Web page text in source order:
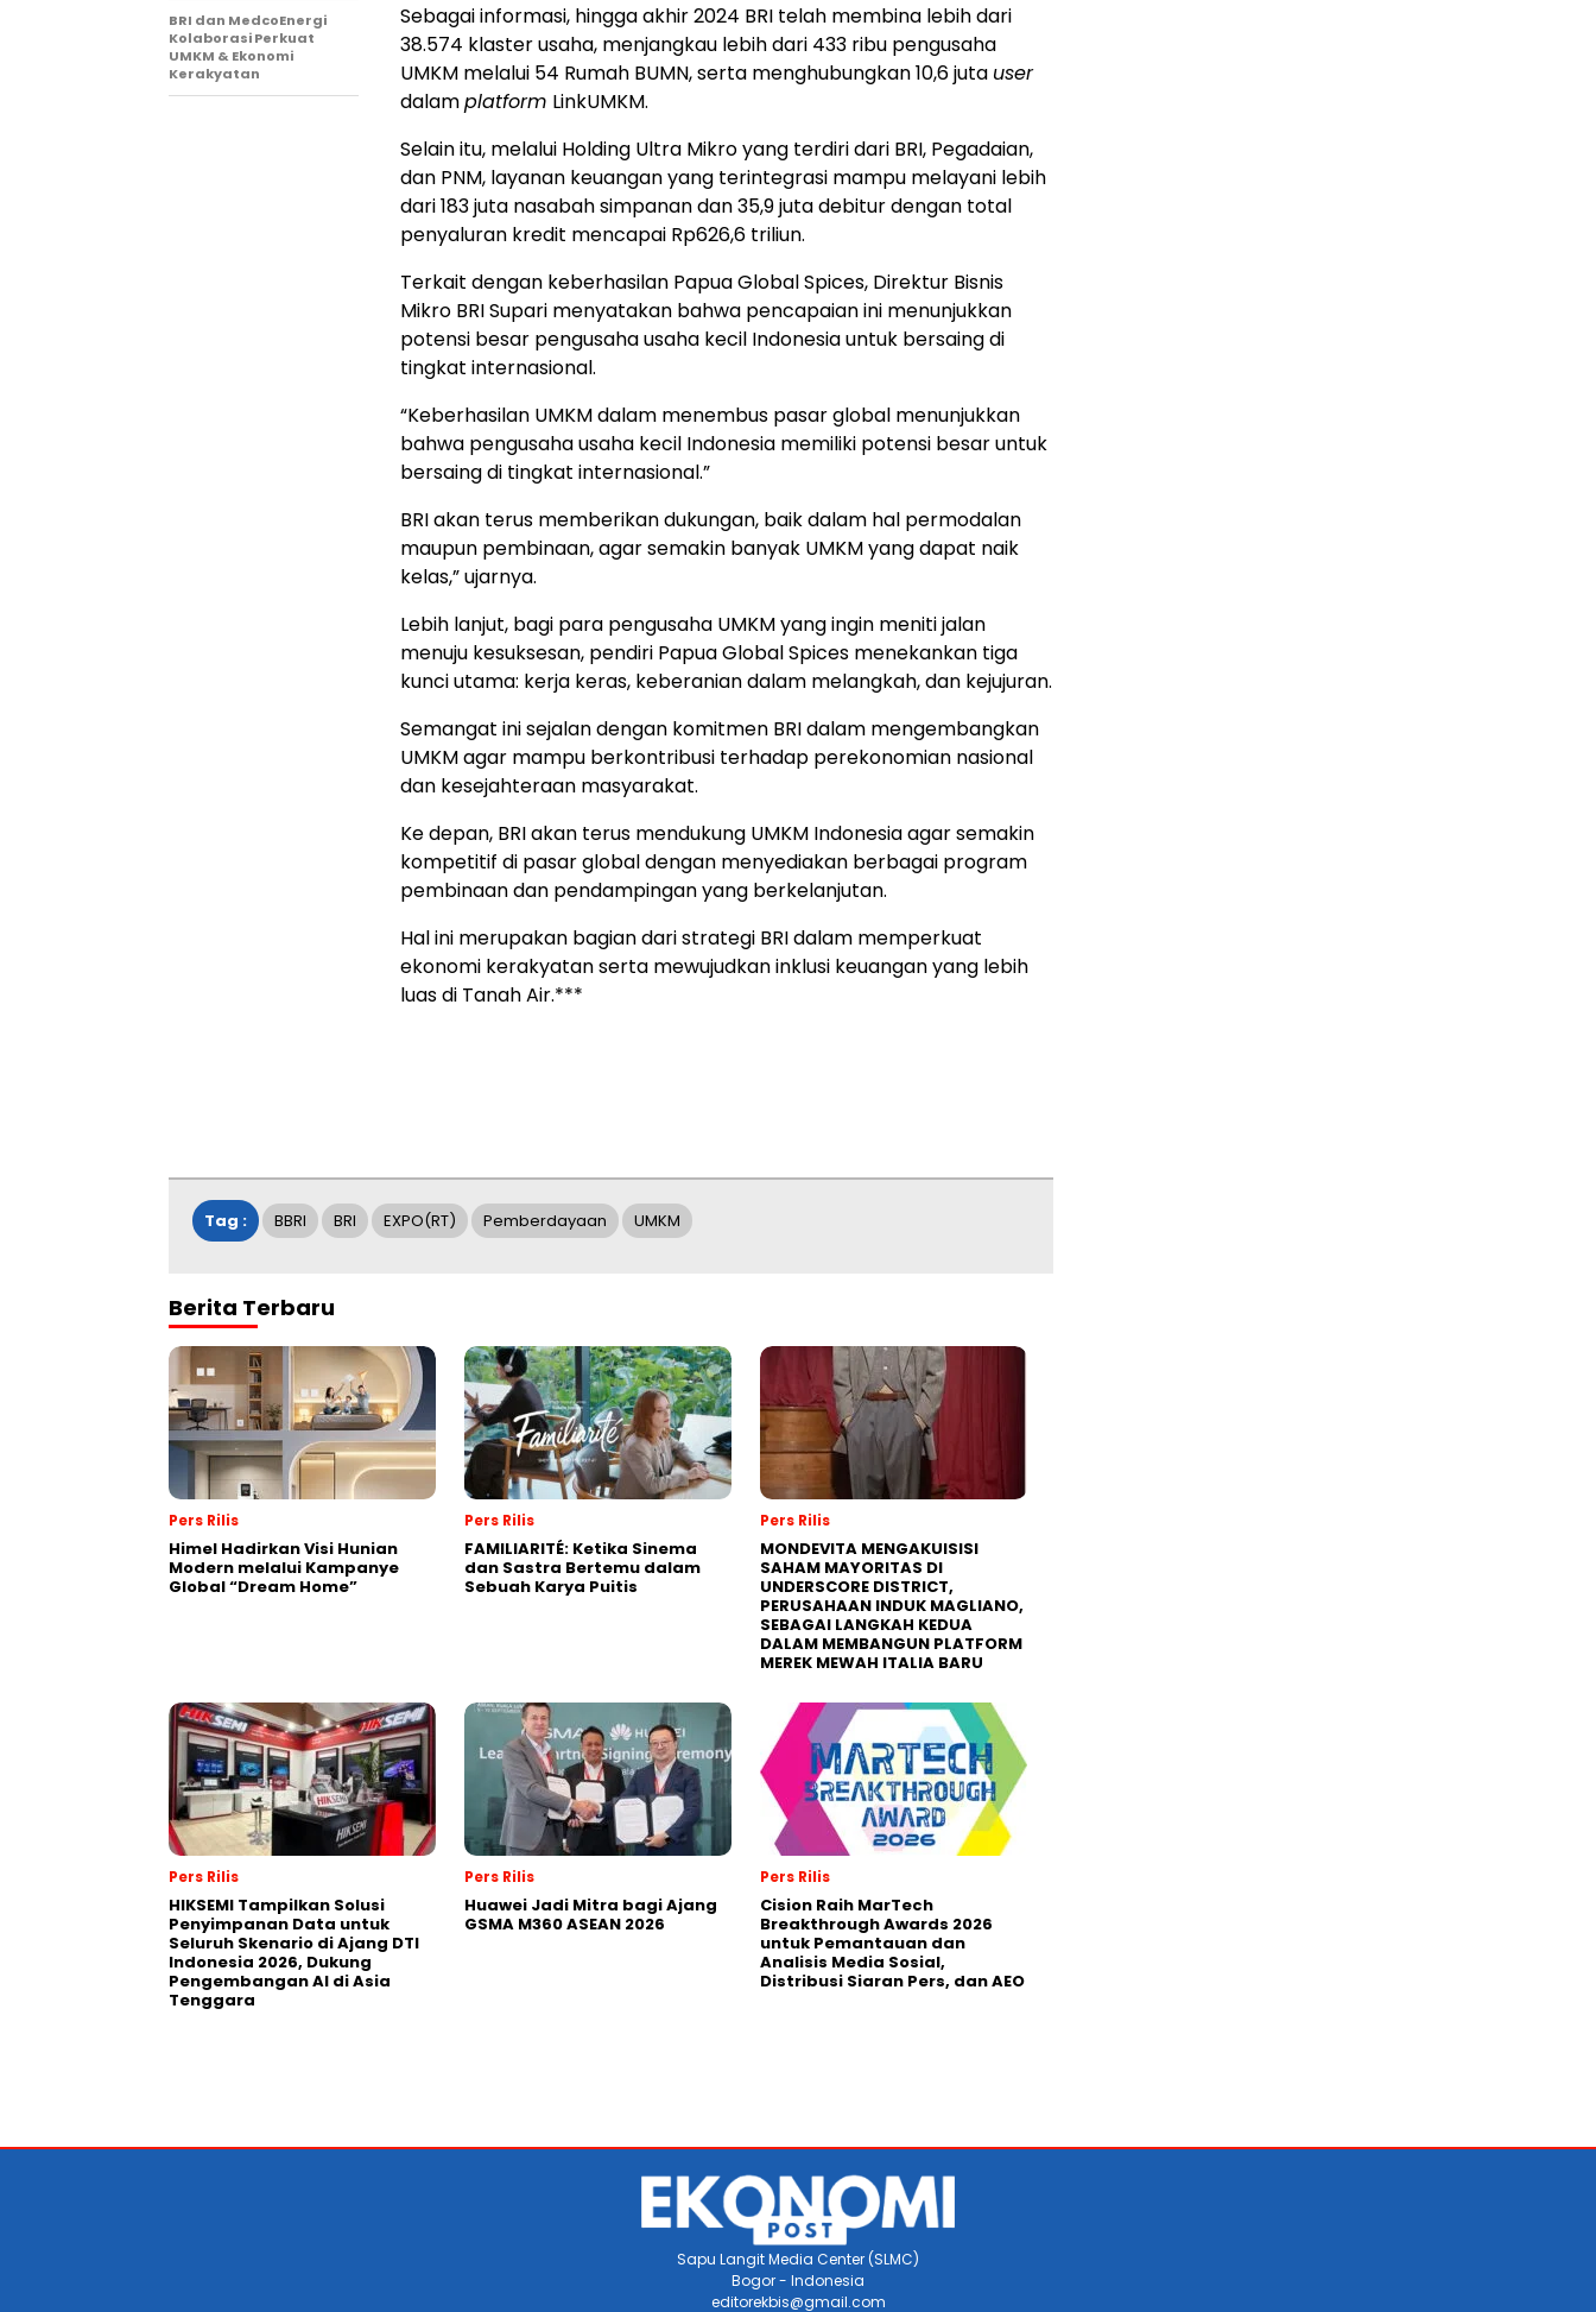
Sebagai informasi, hingga akhir 2024 BRI telah membina lebih dari
38.574 klaster usaha, menjangkau lebih dari 433 ribu pengusaha
UMKM melalui 54 Rumah BUMN, serta menghubungkan 10,6 juta user
dalamplatform LinkUMKM.
Selain itu, melalui Holding Ultra Mikro yang terdiri dari BRI, Pegadaian,
dan PNM, layanan keuangan yang terintegrasi mampu melayani lebih
dari 183 juta nasabah simpanan dan 35,9 juta debitur dengan total
penyaluran kredit mencapai Rp626,6 triliun.
Terkait dengan keberhasilan Papua Global Spices, Direktur Bisnis
Mikro BRI Supari menyatakan bahwa pencapaian ini menunjukkan
potensi besar pengusaha usaha kecil Indonesia untuk bersaing di
tingkat internasional.
“Keberhasilan UMKM dalam menembus pasar global menunjukkan
bahwa pengusaha usaha kecil Indonesia memiliki potensi besar untuk
bersaing di tingkat internasional.”
BRI akan terus memberikan dukungan, baik dalam hal permodalan
maupun pembinaan, agar semakin banyak UMKM yang dapat naik
kelas,” ujarnya.
Lebih lanjut, bagi para pengusaha UMKM yang ingin meniti jalan
menuju kesuksesan, pendiri Papua Global Spices menekankan tiga
kunci utama: kerja keras, keberanian dalam melangkah, dan kejujuran.
Semangat ini sejalan dengan komitmen BRI dalam mengembangkan
UMKM agar mampu berkontribusi terhadap perekonomian nasional
dan kesejahteraan masyarakat.
Ke depan, BRI akan terus mendukung UMKM Indonesia agar semakin
kompetitif di pasar global dengan menyediakan berbagai program
pembinaan dan pendampingan yang berkelanjutan.
Hal ini merupakan bagian dari strategi BRI dalam memperkuat
ekonomi kerakyatan serta mewujudkan inklusi keuangan yang lebih
luas di Tanah Air.***
BRI dan MedcoEnergi
Kolaborasi Perkuat
UMKM & Ekonomi
Kerakyatan
Tag : BBRI BRI EXPO(RT) Pemberdayaan UMKM
Berita Terbaru
Pers Rilis
Himel Hadirkan Visi Hunian
Modern melalui Kampanye
Global “Dream Home”
Pers Rilis
FAMILIARITÉ: Ketika Sinema
dan Sastra Bertemu dalam
Sebuah Karya Puitis
Pers Rilis
MONDEVITA MENGAKUISISI
SAHAM MAYORITAS DI
UNDERSCORE DISTRICT,
PERUSAHAAN INDUK MAGLIANO,
SEBAGAI LANGKAH KEDUA
DALAM MEMBANGUN PLATFORM
MEREK MEWAH ITALIA BARU
Pers Rilis
HIKSEMI Tampilkan Solusi
Penyimpanan Data untuk
Seluruh Skenario di Ajang DTI
Indonesia 2026, Dukung
Pengembangan AI di Asia
Tenggara
Pers Rilis
Huawei Jadi Mitra bagi Ajang
GSMA M360 ASEAN 2026
Pers Rilis
Cision Raih MarTech
Breakthrough Awards 2026
untuk Pemantauan dan
Analisis Media Sosial,
Distribusi Siaran Pers, dan AEO
Sapu Langit Media Center (SLMC)
Bogor - Indonesia
editorekbis@gmail.com